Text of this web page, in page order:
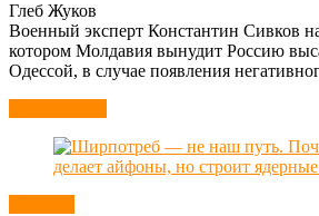
Глеб Жуков
Военный эксперт Константин Сивков
котором Молдавия вынудит Россию
Одессой, в случае появления